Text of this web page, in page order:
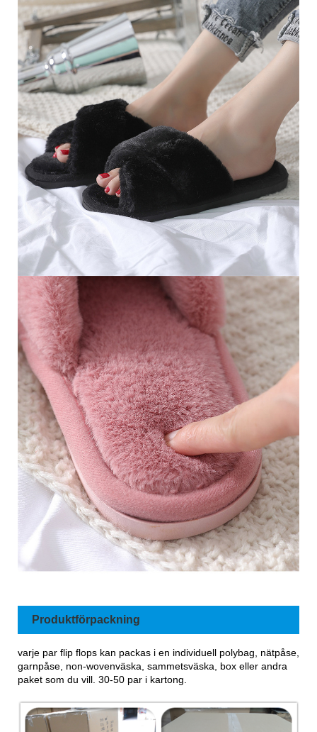
Produktförpackning
varje par flip flops kan packas i en individuell polybag, nätpåse,
garnpåse, non-wovenväska, sammetsväska, box eller andra
paket som du vill. 30-50 par i kartong.